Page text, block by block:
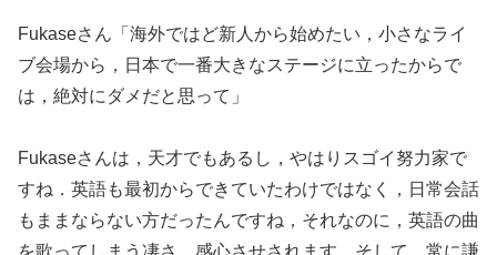
Fukaseさん「海外ではど新人から始めたい，小さなライ
ブ会場から，日本で一番大きなステージに立ったからで
は，絶対にダメだと思って」
Fukaseさんは，天才でもあるし，やはりスゴイ努力家で
すね．英語も最初からできていたわけではなく，日常会話
もままならない方だったんですね，それなのに，英語の曲